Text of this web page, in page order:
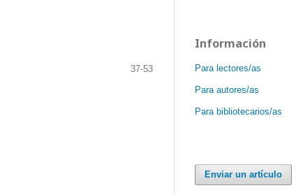
37-53
Información
Para lectores/as
Para autores/as
Para bibliotecarios/as
Enviar un artículo